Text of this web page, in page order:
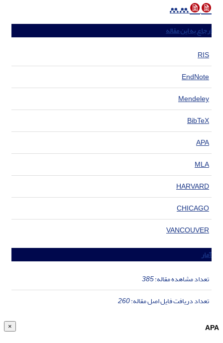
ارجاع به این مقاله
RIS
EndNote
Mendeley
BibTeX
APA
MLA
HARVARD
CHICAGO
VANCOUVER
آمار
تعداد مشاهده مقاله:385
تعداد دریافت فایل اصل مقاله:260
×
APA